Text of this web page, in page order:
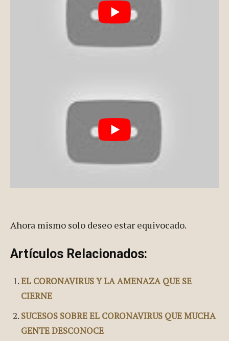
Ahora mismo solo deseo estar equivocado.
Artículos Relacionados:
EL CORONAVIRUS Y LA AMENAZA QUE SE
CIERNE
SUCESOS SOBRE EL CORONAVIRUS QUE MUCHA
GENTE DESCONOCE